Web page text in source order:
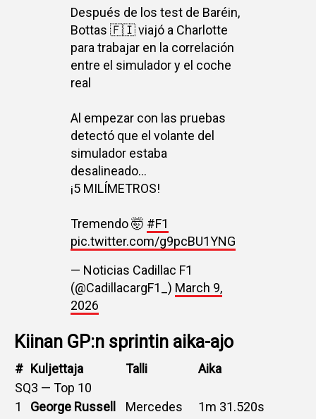
Después de los test de Baréin,
Bottas 🇫🇮 viajó a Charlotte
para trabajar en la correlación
entre el simulador y el coche
real
Al empezar con las pruebas
detectó que el volante del
simulador estaba
desalineado…
¡5 MILÍMETROS!
Tremendo 🤯 #F1
pic.twitter.com/g9pcBU1YNG
— Noticias Cadillac F1
(@CadillacargF1_) March 9,
2026
Kiinan GP:n sprintin aika-ajo
# Kuljettaja Talli
Aika
SQ3 — Top 10
1
George Russell Mercedes
1m 31.520s